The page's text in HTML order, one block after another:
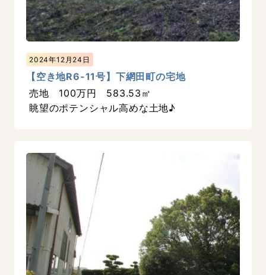
2024年12月24日
【空き地R6-11号】下網田町の宅地
売地 100万円 583.53㎡
眺望のポテンシャル高めな土地♪